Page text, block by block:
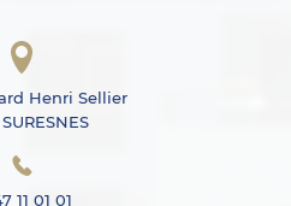
Henri Sellier
11 01 01